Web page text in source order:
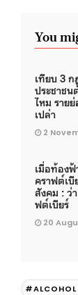
You
เทียบ 3 ก
ประชาชน
ไหม ราย
เปล่า
2
เมื่อท้อง
คราฟต์เบี
สังคม : ว่
ฟต์เบียร์
20
#ALCOHOL